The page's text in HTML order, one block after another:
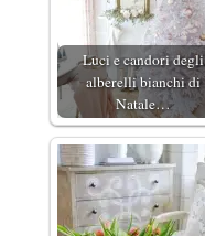
Luci e candori degli
alberelli bianchi di
Natale…